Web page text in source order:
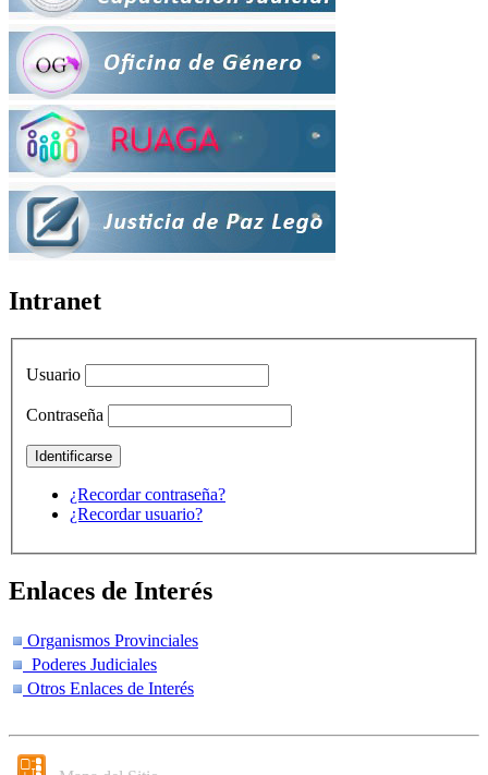
Intranet
Usuario
Contraseña
¿Recordar contraseña?
¿Recordar usuario?
Enlaces de Interés
Organismos Provinciales
Poderes Judiciales
Otros Enlaces de Interés